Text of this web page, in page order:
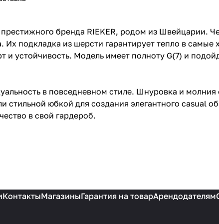
бренда RIEKER, родом из Швейцарии.
подкладка из шерсти гарантирует тепло в самые
устойчивость. Модель имеет полноту G(7) и
в повседневном стиле. Шнуровка и молния
юбкой для создания элегантного casual
в свой гардероб.
КонтактыМагазиныГарантия на товарАрендодателям